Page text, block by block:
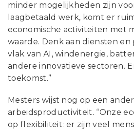
minder mogelijkheden zijn
laagbetaald werk, komt er
economische activiteiten met
waarde. Denk aan diensten
vlak van AI, windenergie,
andere innovatieve sectoren.
toekomst.”
Mesters wijst nog op een
arbeidsproductiviteit. “Onze
op flexibiliteit: er zijn veel